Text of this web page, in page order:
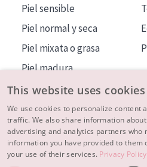
Piel sensible
Piel normal y seca
Piel mixata o grasa
Piel madura
Piel expuesta al sol
Piel menopáusica
MÁS SOBRE NOSOTROS
INSPIRACIÓN
This website uses cookies
We use cookies to personalize content
traffic. We also share information
advertising and analytics partners who
information you have provided to
your use of their services. Privacy Policy